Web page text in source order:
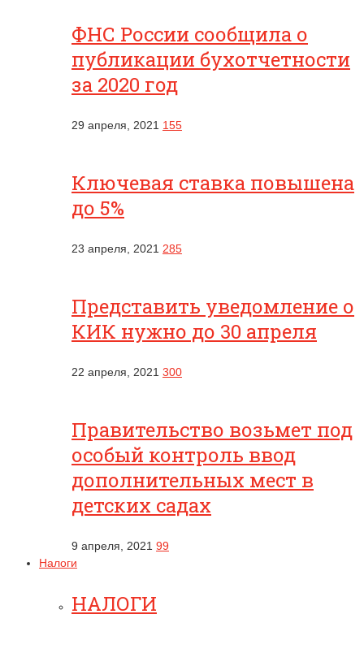
ФНС России сообщила о
публикации бухотчетности
за 2020 год
29 апреля, 2021 155
Ключевая ставка повышена
до 5%
23 апреля, 2021 285
Представить уведомление о
КИК нужно до 30 апреля
22 апреля, 2021 300
Правительство возьмет под
особый контроль ввод
дополнительных мест в
детских садах
9 апреля, 2021 99
Налоги
НАЛОГИ